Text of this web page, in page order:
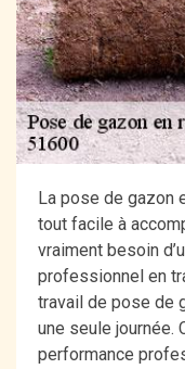
La pose de gazon
tout facile à
vraiment besoin
professionnel en
travail de pose de
une seule journée.
performance